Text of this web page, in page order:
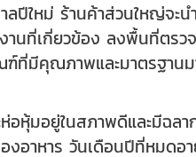
ใหม่ ร้านค้าส่วนใหญ่จะ
นที่เกี่ยวข้อง ลงพื้นที่ตรว
มีคุณภาพและมาตรฐานม
อหุ้มอยู่ในสภาพดีและมีฉ
งอาหาร วันเดือนปีที่หมด